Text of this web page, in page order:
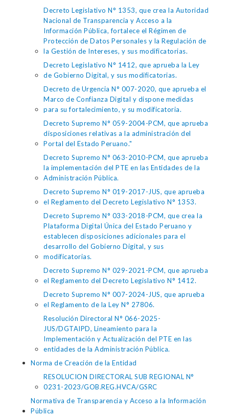
Decreto Legislativo N° 1353, que crea la Autoridad
Nacional de Transparencia y Acceso a la
Información Pública, fortalece el Régimen de
Protección de Datos Personales y la Regulación de
la Gestión de Intereses, y sus modificatorias.
Decreto Legislativo N° 1412, que aprueba la Ley
de Gobierno Digital, y sus modificatorias.
Decreto de Urgencia N° 007-2020, que aprueba el
Marco de Confianza Digital y dispone medidas
para su fortalecimiento, y su modificatoria.
Decreto Supremo N° 059-2004-PCM, que aprueba
disposiciones relativas a la administración del
Portal del Estado Peruano."
Decreto Supremo N° 063-2010-PCM, que aprueba
la implementación del PTE en las Entidades de la
Administración Pública.
Decreto Supremo N° 019-2017-JUS, que aprueba
el Reglamento del Decreto Legislativo N° 1353.
Decreto Supremo N° 033-2018-PCM, que crea la
Plataforma Digital Única del Estado Peruano y
establecen disposiciones adicionales para el
desarrollo del Gobierno Digital, y sus
modificatorias.
Decreto Supremo N° 029-2021-PCM, que aprueba
el Reglamento del Decreto Legislativo N° 1412.
Decreto Supremo N° 007-2024-JUS, que aprueba
el Reglamento de la Ley N° 27806.
Resolución Directoral N° 066-2025-
JUS/DGTAIPD, Lineamiento para la
Implementación y Actualización del PTE en las
entidades de la Administración Pública.
Norma de Creación de la Entidad
RESOLUCION DIRECTORAL SUB REGIONAL N°
0231-2023/GOB.REG.HVCA/GSRC
Normativa de Transparencia y Acceso a la Información
Pública